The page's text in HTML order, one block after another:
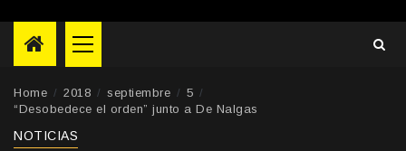
Primary
Menu
Home 2018 septiembre
5
“Desobedece el orden” junto a De Nalgas
NOTICIAS